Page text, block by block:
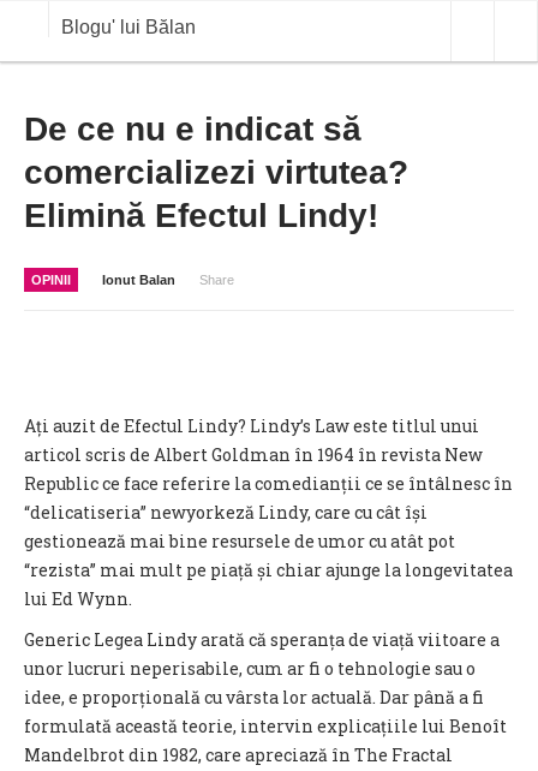
Blogu' lui Bălan
ANALIZE
BLOG IN DIALOG
De ce nu e indicat să
comercializezi virtutea?
Elimină Efectul Lindy!
OPINII Ionut Balan Share
Ați auzit de Efectul Lindy? Lindy’s Law este titlul unui
articol scris de Albert Goldman în 1964 în revista New
Republic ce face referire la comedianții ce se întâlnesc în
“delicatiseria” newyorkeză Lindy, care cu cât își
gestionează mai bine resursele de umor cu atât pot
“rezista” mai mult pe piață și chiar ajunge la longevitatea
lui Ed Wynn.
Generic Legea Lindy arată că speranța de viață viitoare a
unor lucruri neperisabile, cum ar fi o tehnologie sau o
idee, e proporțională cu vârsta lor actuală. Dar până a fi
formulată această teorie, intervin explicațiile lui Benoît
Mandelbrot din 1982, care apreciază în The Fractal